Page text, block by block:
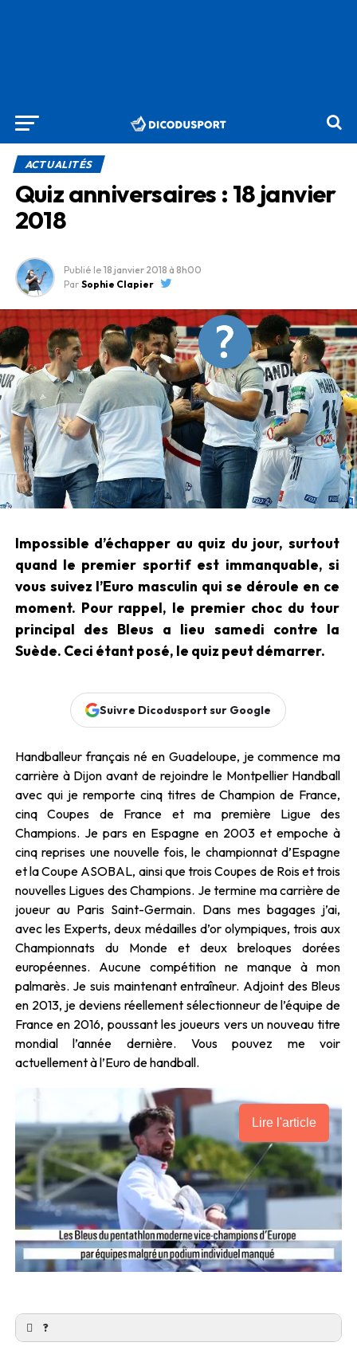
ACTUALITÉS
Quiz anniversaires : 18 janvier
2018
Publié le 18 janvier 2018 à 8h00
Par Sophie Clapier
Impossible d’échapper au quiz du jour, surtout
quand le premier sportif est immanquable, si
vous suivez l’Euro masculin qui se déroule en ce
moment. Pour rappel, le premier choc du tour
principal des Bleus a lieu samedi contre la
Suède. Ceci étant posé, le quiz peut démarrer.
Suivre Dicodusport sur Google
Handballeur français né en Guadeloupe, je commence ma
carrière à Dijon avant de rejoindre le Montpellier Handball
avec qui je remporte cinq titres de Champion de France,
cinq Coupes de France et ma première Ligue des
Champions. Je pars en Espagne en 2003 et empoche à
cinq reprises une nouvelle fois, le championnat d’Espagne
et la Coupe ASOBAL, ainsi que trois Coupes de Rois et trois
nouvelles Ligues des Champions. Je termine ma carrière de
joueur au Paris Saint-Germain. Dans mes bagages j’ai,
avec les Experts, deux médailles d’or olympiques, trois aux
Championnats du Monde et deux breloques dorées
européennes. Aucune compétition ne manque à mon
palmarès. Je suis maintenant entraîneur. Adjoint des Bleus
en 2013, je deviens réellement sélectionneur de l’équipe de
France en 2016, poussant les joueurs vers un nouveau titre
mondial l’année dernière. Vous pouvez me voir
actuellement à l’Euro de handball.
Lire l'article
?